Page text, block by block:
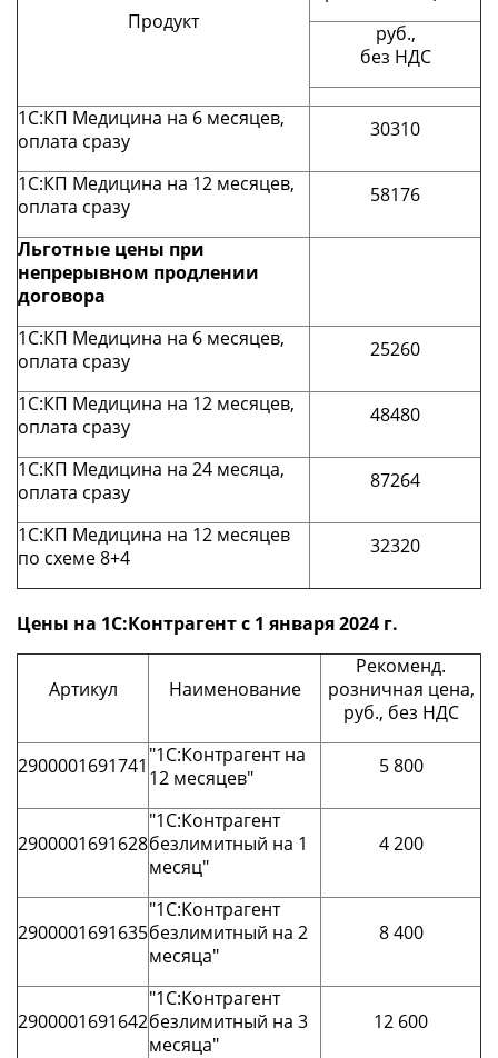
Продукт
руб.,
без НДС
1С:КП Медицина на 6 месяцев,
оплата сразу
30310
1С:КП Медицина на 12 месяцев,
оплата сразу
58176
Льготные цены при
непрерывном продлении
договора
1С:КП Медицина на 6 месяцев,
оплата сразу
25260
1С:КП Медицина на 12 месяцев,
оплата сразу
48480
1С:КП Медицина на 24 месяца,
оплата сразу
87264
1С:КП Медицина на 12 месяцев
по схеме 8+4
32320
Цены на 1С:Контрагент с 1 января 2024 г.
Артикул Наименование
Рекоменд.
розничная цена,
руб., без НДС
2900001691741 "1С:Контрагент на
12 месяцев"
5 800
2900001691628
"1С:Контрагент
безлимитный на 1
месяц"
4 200
2900001691635
"1С:Контрагент
безлимитный на 2
месяца"
8 400
2900001691642
"1С:Контрагент
безлимитный на 3
месяца"
12 600